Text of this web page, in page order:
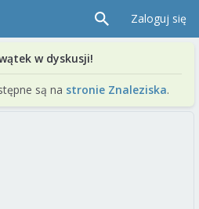
Zaloguj się
w dyskusji!
są na stronie Znaleziska.